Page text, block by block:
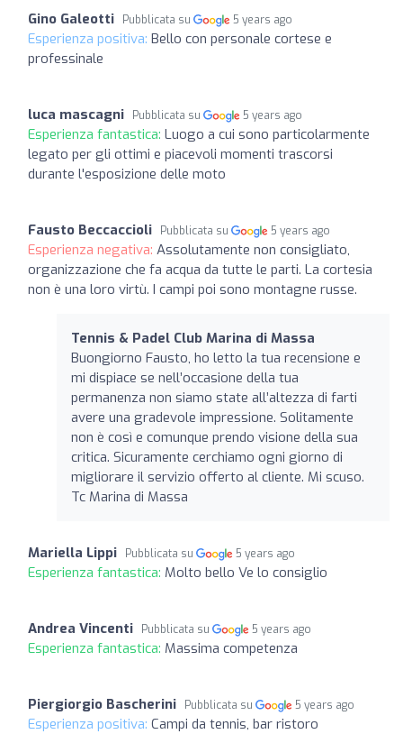
Gino Galeotti Pubblicata su 5 years ago
Esperienza positiva: Bello con personale cortese e
professinale
luca mascagni Pubblicata su 5 years ago
Esperienza fantastica: Luogo a cui sono particolarmente
legato per gli ottimi e piacevoli momenti trascorsi
durante l'esposizione delle moto
Fausto Beccaccioli Pubblicata su 5 years ago
Esperienza negativa: Assolutamente non consigliato,
organizzazione che fa acqua da tutte le parti. La cortesia
non è una loro virtù. I campi poi sono montagne russe.
Tennis & Padel Club Marina di Massa
Buongiorno Fausto, ho letto la tua recensione e
mi dispiace se nell’occasione della tua
permanenza non siamo state all’altezza di farti
avere una gradevole impressione. Solitamente
non è così e comunque prendo visione della sua
critica. Sicuramente cerchiamo ogni giorno di
migliorare il servizio offerto al cliente. Mi scuso.
Tc Marina di Massa
Mariella Lippi Pubblicata su 5 years ago
Esperienza fantastica: Molto bello Ve lo consiglio
Andrea Vincenti Pubblicata su 5 years ago
Esperienza fantastica: Massima competenza
Piergiorgio Bascherini Pubblicata su 5 years ago
Esperienza positiva: Campi da tennis, bar ristoro